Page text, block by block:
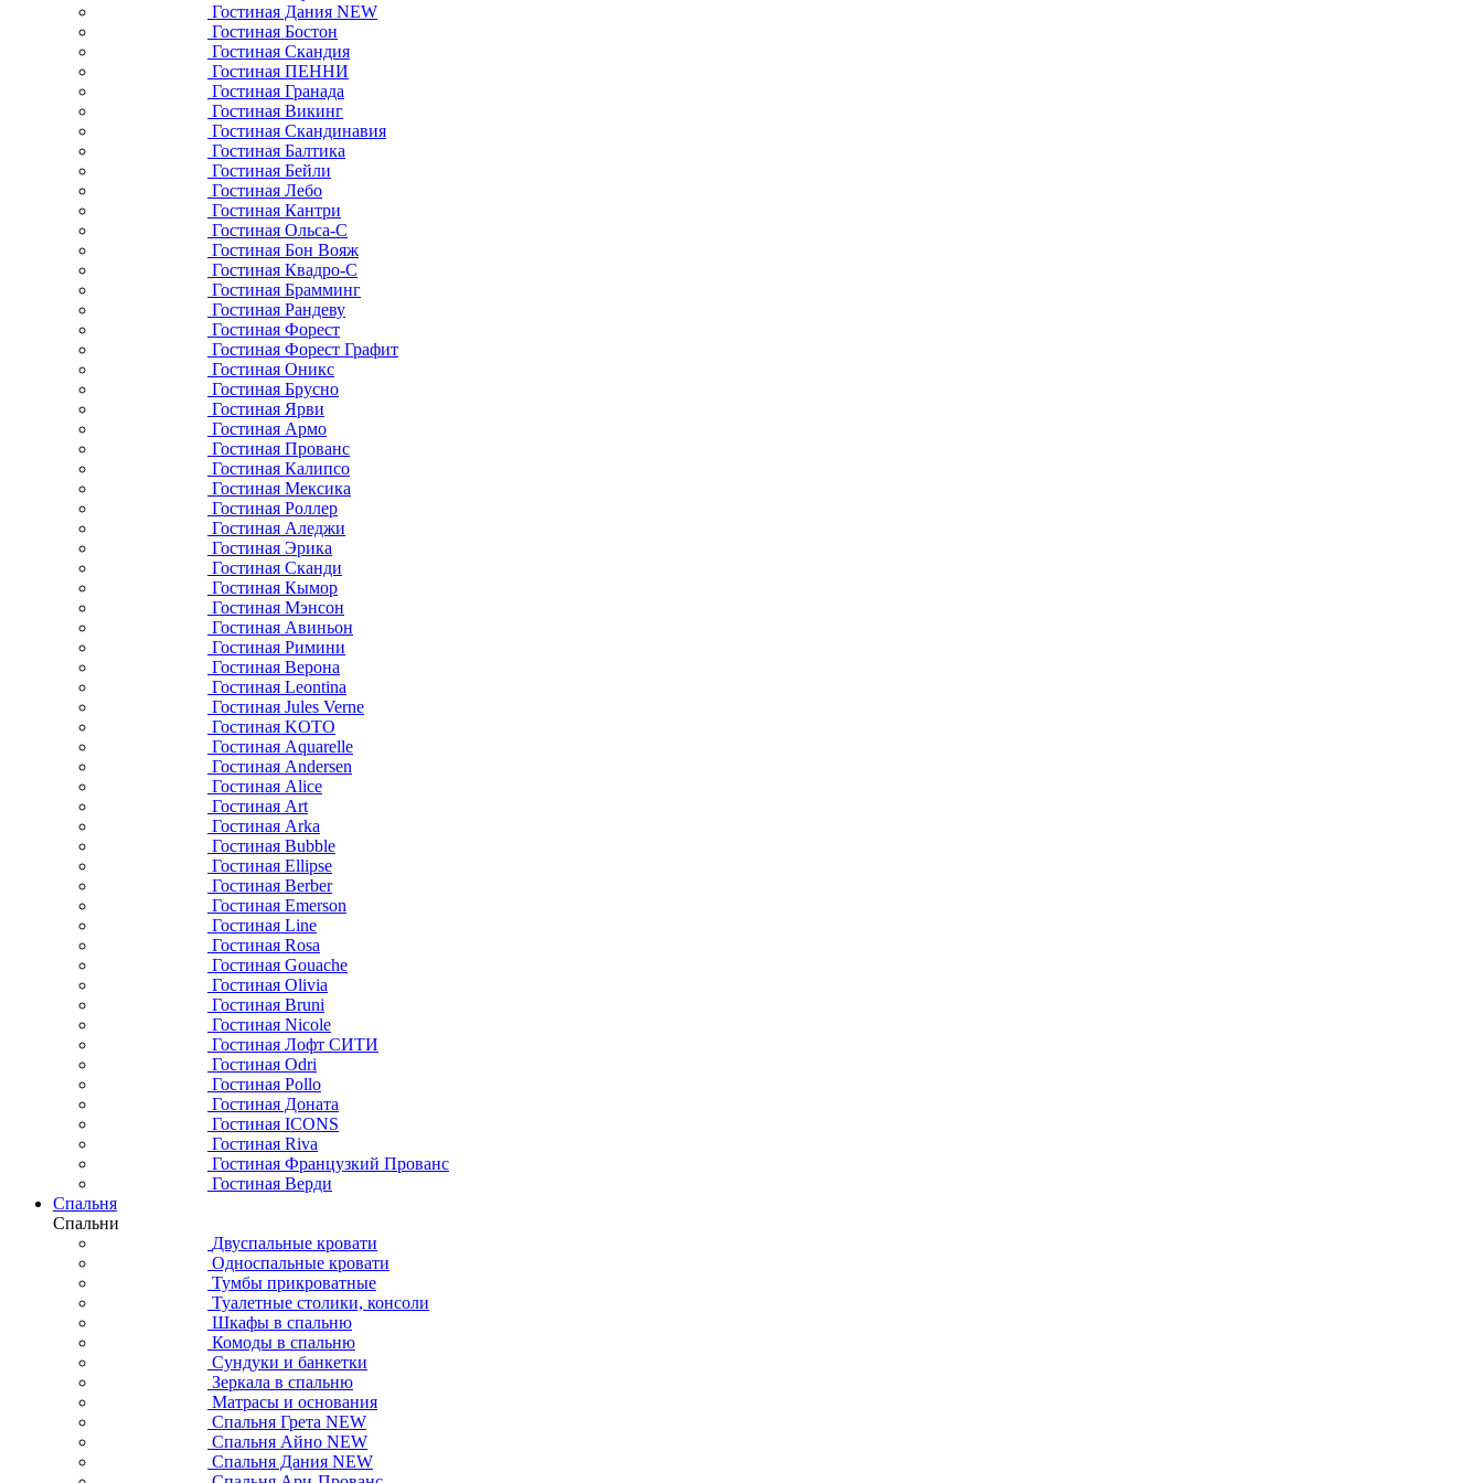
Гостиная Дания NEW
Гостиная Бостон
Гостиная Скандия
Гостиная ПЕННИ
Гостиная Гранада
Гостиная Викинг
Гостиная Скандинавия
Гостиная Балтика
Гостиная Бейли
Гостиная Лебо
Гостиная Кантри
Гостиная Ольса-С
Гостиная Бон Вояж
Гостиная Квадро-С
Гостиная Брамминг
Гостиная Рандеву
Гостиная Форест
Гостиная Форест Графит
Гостиная Оникс
Гостиная Брусно
Гостиная Ярви
Гостиная Армо
Гостиная Прованс
Гостиная Калипсо
Гостиная Мексика
Гостиная Роллер
Гостиная Аледжи
Гостиная Эрика
Гостиная Сканди
Гостиная Кымор
Гостиная Мэнсон
Гостиная Авиньон
Гостиная Римини
Гостиная Верона
Гостиная Leontina
Гостиная Jules Verne
Гостиная KOTO
Гостиная Aquarelle
Гостиная Andersen
Гостиная Alice
Гостиная Art
Гостиная Arka
Гостиная Bubble
Гостиная Ellipse
Гостиная Berber
Гостиная Emerson
Гостиная Line
Гостиная Rosa
Гостиная Gouache
Гостиная Olivia
Гостиная Bruni
Гостиная Nicole
Гостиная Лофт СИТИ
Гостиная Odri
Гостиная Pollo
Гостиная Доната
Гостиная ICONS
Гостиная Riva
Гостиная Французкий Прованс
Гостиная Верди
Спальня
Спальни
Двуспальные кровати
Односпальные кровати
Тумбы прикроватные
Туалетные столики, консоли
Шкафы в спальню
Комоды в спальню
Сундуки и банкетки
Зеркала в спальню
Матрасы и основания
Спальня Грета NEW
Спальня Айно NEW
Спальня Дания NEW